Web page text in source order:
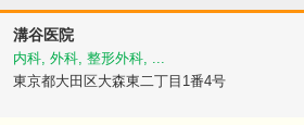
溝谷医院
内科, 外科, 整形外科, ...
東京都大田区大森東二丁目1番4号